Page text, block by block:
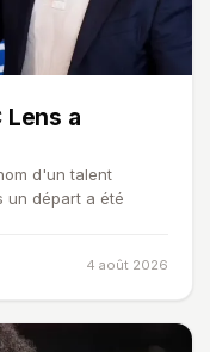
Lens a
d'un talent
un départ a été
4 août 2026